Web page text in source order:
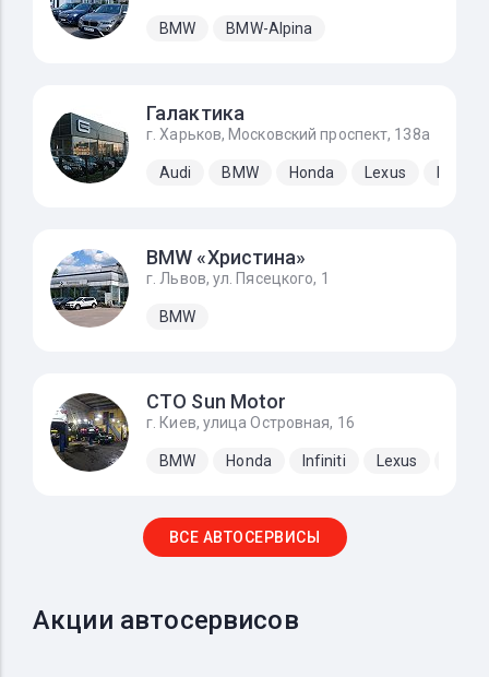
BMW BMW-Alpina
Галактика
г. Харьков, Московский проспект, 138а
Audi BMW Honda Lexus
BMW «Христина»
г. Львов, ул. Пясецкого, 1
BMW
СТО Sun Motor
г. Киев, улица Островная, 16
BMW Honda Infiniti Lexus
ВСЕ АВТОСЕРВИСЫ
Акции автосервисов